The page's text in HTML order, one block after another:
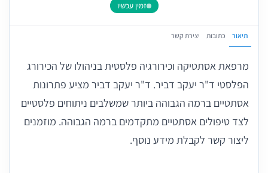
זמין עכשיו
תיאור כתובות יצירת קשר
מרפאת אסתטיקה וכירורגיה פלסטית בניהולו של הכירורג
הפלסטי ד"ר יעקב דביר. ד"ר יעקב דביר מציע פתרונות
אסתטיים ברמה הגבוהה ביותר שמשלבים ניתוחים פלסטיים
לצד טיפולים אסתטיים מתקדמים ברמה הגבוהה. מוזמנים
ליצור קשר לקבלת מידע נוסף.